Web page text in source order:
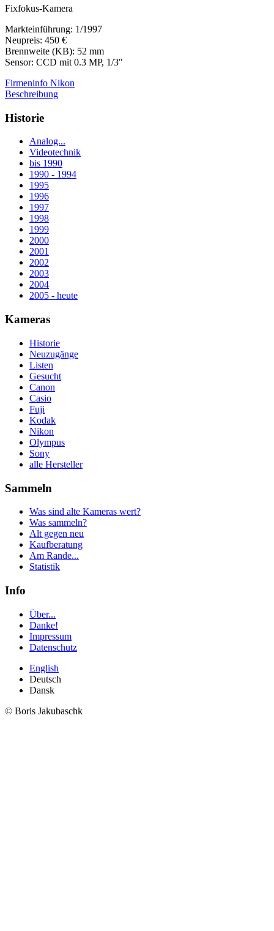
Fixfokus-Kamera
Markteinführung: 1/1997
Neupreis: 450 €
Brennweite (KB): 52 mm
Sensor: CCD mit 0.3 MP, 1/3"
Firmeninfo Nikon
Beschreibung
Historie
Analog...
Videotechnik
bis 1990
1990 - 1994
1995
1996
1997
1998
1999
2000
2001
2002
2003
2004
2005 - heute
Kameras
Historie
Neuzugänge
Listen
Gesucht
Canon
Casio
Fuji
Kodak
Nikon
Olympus
Sony
alle Hersteller
Sammeln
Was sind alte Kameras wert?
Was sammeln?
Alt gegen neu
Kaufberatung
Am Rande...
Statistik
Info
Über...
Danke!
Impressum
Datenschutz
English
Deutsch
Dansk
© Boris Jakubaschk